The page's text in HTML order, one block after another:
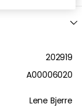
202919
A00006020
Lene Bjerre